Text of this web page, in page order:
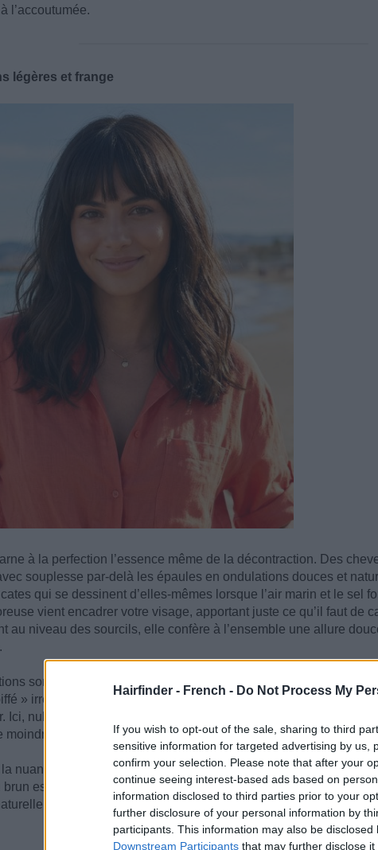
Hairfinder - French - Do Not Process My
If you wish to opt-out of the sale, sharing to third
sensitive information for targeted advertising by us,
confirm your selection. Please note that after your
continue seeing interest-based ads based on
information disclosed to third parties prior to your
further disclosure of your personal information by
participants. This information may also be
Downstream Participants that may further disclose it
l’accoutumée.
légères et frange
à la perfection l’essence même de la décontraction. Des
souplesse par-delà les épaules en ondulations douces et
qui se dessinent d’elles-mêmes lorsque l’air marin et le sel
vient encadrer votre visage, apportant juste ce qu’il faut de
au niveau des sourcils, elle confère à l’ensemble une allure
sont ici le fruit de la simplicité. Elles s'animent au moindre
» irrésistible qui laisse deviner une matinée passée à nager et
Ici, nulle place pour la rigidité ou l’artifice. Rien ne laisse présager
effort.
nuance corail chaleureuse d’une chemise en lin et au bleu
brun est magnifiée. Avec un simple collier d’or pour seul